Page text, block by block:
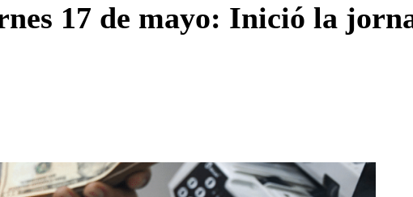
17 de mayo: Inició la